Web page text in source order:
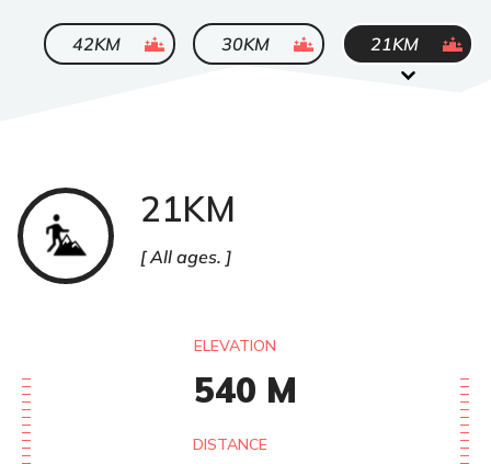
42KM ended 30KM ended 21KM ended
21KM
All ages.
Trail
ELEVATION
540 M
DISTANCE